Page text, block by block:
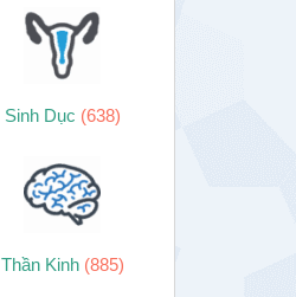
Sinh Dục (638)
Thần Kinh (885)